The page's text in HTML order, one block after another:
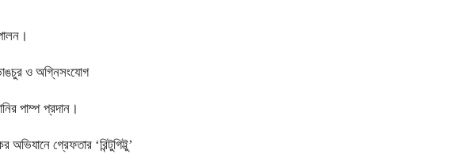
ও অগ্নিসংযোগ
পাম্প প্রদান।
গ্রেফতার ‘রিন্টুগিট্টু’